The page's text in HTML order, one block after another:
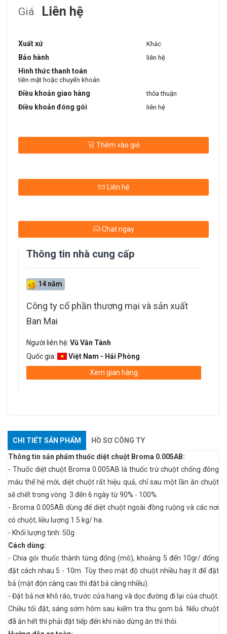
Giá Liên hệ
Xuất xứ Khác
Bảo hành liên hệ
Hình thức thanh toán
tiền mặt hoặc chuyển khoản
Điều khoản giao hàng thỏa thuận
Điều khoản đóng gói liên hệ
Thêm vào giỏ
Liên hệ
Chat ngay
Thông tin nhà cung cấp
14 năm
Công ty cổ phần thương mại và sản xuất
Ban Mai
Người liên hệ: Vũ Văn Tành
Quốc gia:
Việt Nam - Hải Phòng
Xem gian hàng
CHI TIẾT SẢN PHẨM
HỒ SƠ CÔNG TY
Thông tin sản phẩm thuốc diệt chuột Broma 0.005AB:
- Thuốc diệt chuột Broma 0.005AB là thuốc trừ chuột chống đông
máu thế hệ mới, diệt chuột rất hiệu quả, chỉ sau một lần ăn chuột
sẽ chết trong vòng 3 đến 6 ngày từ 90% - 100%.
- Broma 0.005AB dùng để diệt chuột ngoài đồng ruộng và các nơi
có chuột, liều lượng 1.5 kg/ ha.
- Khối lượng tịnh: 50g
Cách dùng:
- Chia gói thuốc thành từng đống (mô), khoảng 5 đến 10gr/ đống
đặt cách nhau 5 - 10m. Tùy theo mật độ chuột nhiều hay ít để đặt
bả (mật độn càng cao thì đặt bả càng nhiều).
- Đặt bả nơi khô ráo, trước cửa hang và dọc đường đi lại của chuột.
Chiều tối đặt, sáng sớm hôm sau kiểm tra thu gom bả. Nếu chuột
đã ăn hết thì phải đặt tiếp đến khi nào dừng ăn thì thôi.